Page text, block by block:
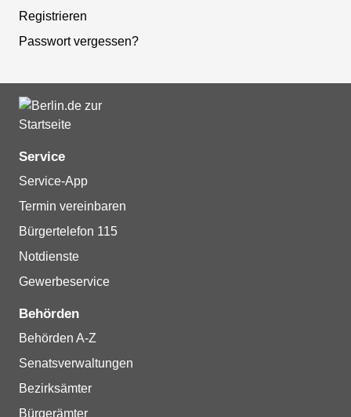
Registrieren
Passwort vergessen?
Service
Service-App
Termin vereinbaren
Bürgertelefon 115
Notdienste
Gewerbeservice
Behörden
Behörden A-Z
Senatsverwaltungen
Bezirksämter
Bürgerämter